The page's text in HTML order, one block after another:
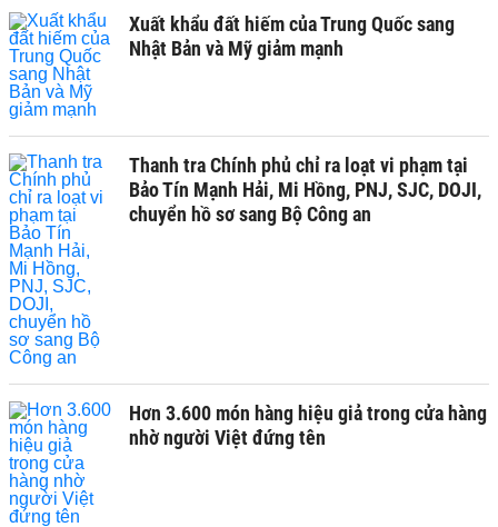
Xuất khẩu đất hiếm của Trung Quốc sang
Nhật Bản và Mỹ giảm mạnh
Thanh tra Chính phủ chỉ ra loạt vi phạm tại
Bảo Tín Mạnh Hải, Mi Hồng, PNJ, SJC, DOJI,
chuyển hồ sơ sang Bộ Công an
Hơn 3.600 món hàng hiệu giả trong cửa hàng
nhờ người Việt đứng tên